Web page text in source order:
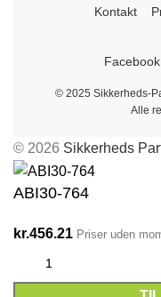
Kontakt
Facebook
© 2025 Sikkerheds-
Alle
© 2026 Sikkerheds
ABI30-764
kr.456.21 Priser uden